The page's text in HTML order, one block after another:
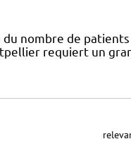
nombre de
requiert un